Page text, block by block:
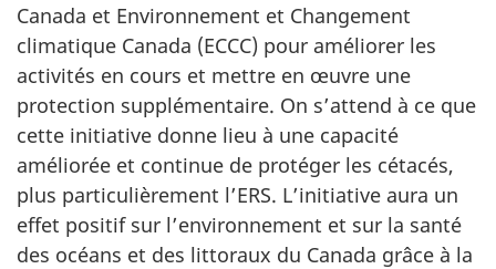
Canada et Environnement et Changement
climatique Canada (ECCC) pour améliorer les
activités en cours et mettre en œuvre une
protection supplémentaire. On s’attend à ce que
cette initiative donne lieu à une capacité
améliorée et continue de protéger les cétacés,
plus particulièrement l’ERS. L’initiative aura un
effet positif sur l’environnement et sur la santé
des océans et des littoraux du Canada grâce à la